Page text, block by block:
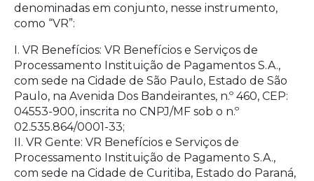
denominadas em conjunto, nesse instrumento,
como “VR”:
I. VR Benefícios: VR Benefícios e Serviços de
Processamento Instituição de Pagamentos S.A.,
com sede na Cidade de São Paulo, Estado de São
Paulo, na Avenida Dos Bandeirantes, n.º 460, CEP:
04553-900, inscrita no CNPJ/MF sob o n.º
02.535.864/0001-33;
II. VR Gente: VR Benefícios e Serviços de
Processamento Instituição de Pagamento S.A.,
com sede na Cidade de Curitiba, Estado do Paraná,